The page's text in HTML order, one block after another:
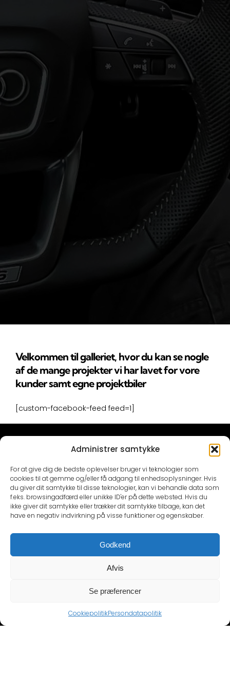
Administrer samtykke
For at give dig de bedste oplevelser bruger vi teknologier som
cookies til at gemme og/eller få adgang til enhedsoplysninger. Hvis
du giver dit samtykke til disse teknologier, kan vi behandle data som
f.eks. browsingadfærd eller unikke ID'er på dette websted. Hvis du
ikke giver dit samtykke eller trækker dit samtykke tilbage, kan det
have en negativ indvirkning på visse funktioner og egenskaber.
Godkend
Afvis
Se præferencer
CookiepolitikPersondatapolitik
Velkommen til galleriet, hvor du kan se nogle
af de mange projekter vi har lavet for vore
kunder samt egne projektbiler
[custom-facebook-feed feed=1]
KONTAKT OS MED DIN
FORESPØRGSEL
FORESPØRGSEL
Cvr: DK34730334
KONTAKT
Mail:info@cartrends.dk
Man – fre 09.00-16.00